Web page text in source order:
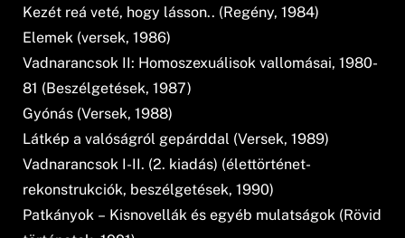
Kezét reá veté, hogy lásson.. (Regény, 1984)
Elemek (versek, 1986)
Vadnarancsok II: Homoszexuálisok vallomásai, 1980-
81 (Beszélgetések, 1987)
Gyónás (Versek, 1988)
Látkép a valóságról gepárddal (Versek, 1989)
Vadnarancsok I-II. (2. kiadás) (élettörténet-
rekonstrukciók, beszélgetések, 1990)
Patkányok – Kisnovellák és egyéb mulatságok (Rövid